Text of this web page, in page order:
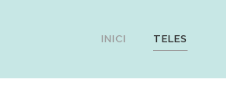
INICI TELES